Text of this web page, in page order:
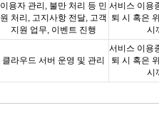
이용자 관리, 불만 처리 등 민
원 처리, 고지사항 전달, 고객
지원 업무, 이벤트 진행
서비스 이용
퇴 시 혹은
시
클라우드 서버 운영 및 관리
서비스 이용
퇴 시 혹은
시